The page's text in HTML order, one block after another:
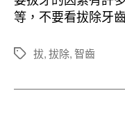
等，不要看拔除牙
標
拔,拔除,智齒